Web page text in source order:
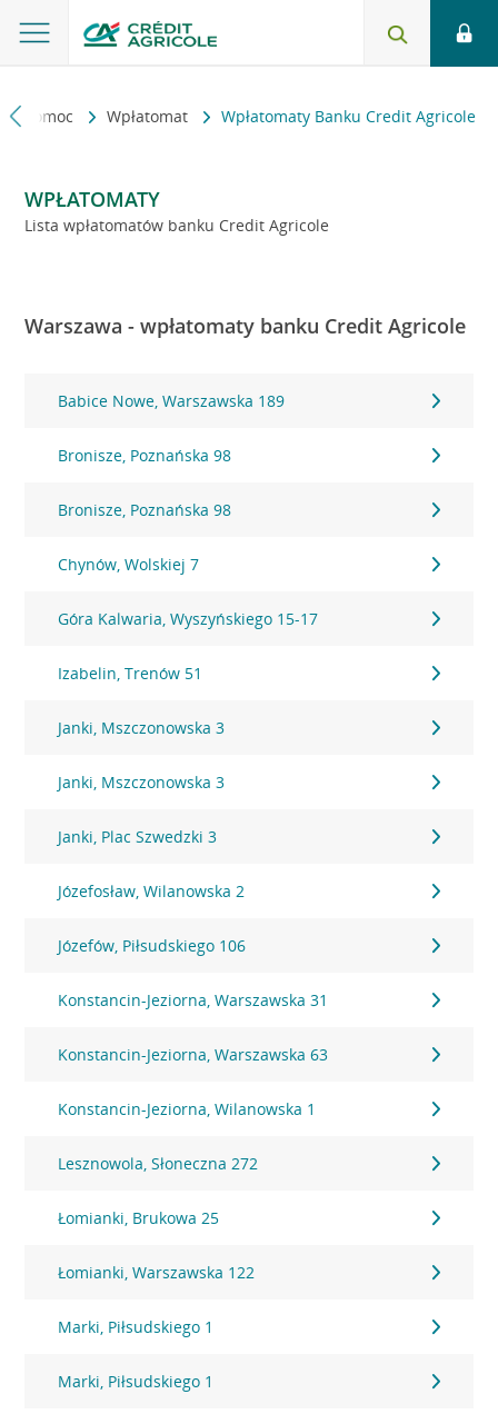
i pomoc Wpłatomat Wpłatomaty Banku Credit Agricole
WPŁATOMATY
Lista wpłatomatów banku Credit Agricole
Warszawa - wpłatomaty banku Credit Agricole
Babice Nowe, Warszawska 189
Bronisze, Poznańska 98
Bronisze, Poznańska 98
Chynów, Wolskiej 7
Góra Kalwaria, Wyszyńskiego 15-17
Izabelin, Trenów 51
Janki, Mszczonowska 3
Janki, Mszczonowska 3
Janki, Plac Szwedzki 3
Józefosław, Wilanowska 2
Józefów, Piłsudskiego 106
Konstancin-Jeziorna, Warszawska 31
Konstancin-Jeziorna, Warszawska 63
Konstancin-Jeziorna, Wilanowska 1
Lesznowola, Słoneczna 272
Łomianki, Brukowa 25
Łomianki, Warszawska 122
Marki, Piłsudskiego 1
Marki, Piłsudskiego 1